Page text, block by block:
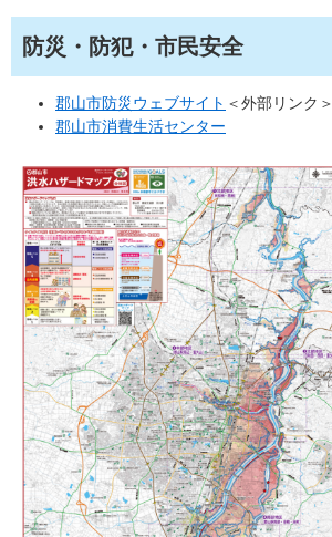
防災・防犯・市民安全
郡山市防災ウェブサイト ＜外部リンク＞
郡山市消費生活センター